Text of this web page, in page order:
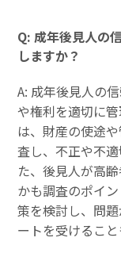
Q: 成年後見人の
しますか？
A: 成年後見人の
や権利を適切に
は、財産の使途
査し、不正や不
た、後見人が高
かも調査のポイ
策を検討し、問
ートを受けること